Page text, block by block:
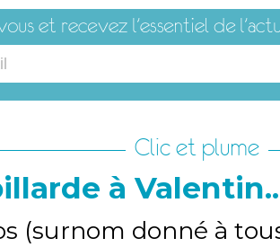
Clic et plume
à Valentin..
(surnom donné à